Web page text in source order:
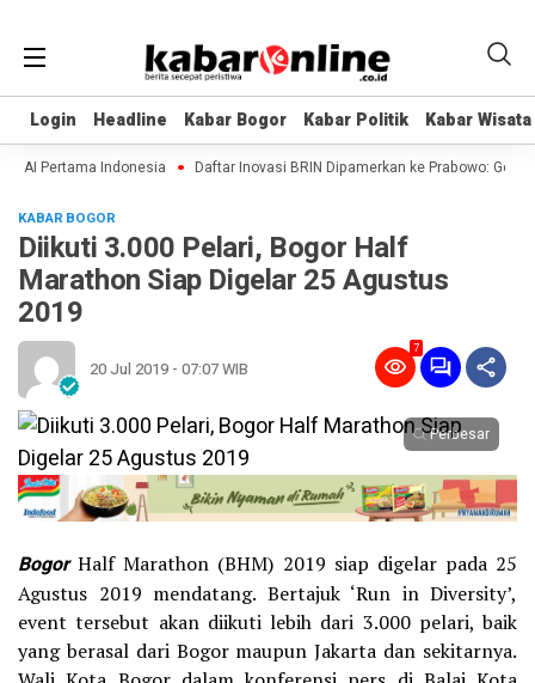
Login Headline Kabar Bogor Kabar Politik Kabar Wisata
Login Headline Kabar Bogor Kabar Politik Kabar Wisata
Pertama Indonesia Daftar Inovasi BRIN Dipamerkan ke Prabowo: Genteng
KABAR BOGOR
Diikuti 3.000 Pelari, Bogor Half
Marathon Siap Digelar 25 Agustus
2019
20 Jul 2019 - 07:07 WIB
7
Perbesar
Bogor Half Marathon (BHM) 2019 siap digelar pada 25
Agustus 2019 mendatang. Bertajuk ‘Run in Diversity’,
event tersebut akan diikuti lebih dari 3.000 pelari, baik
yang berasal dari Bogor maupun Jakarta dan sekitarnya.